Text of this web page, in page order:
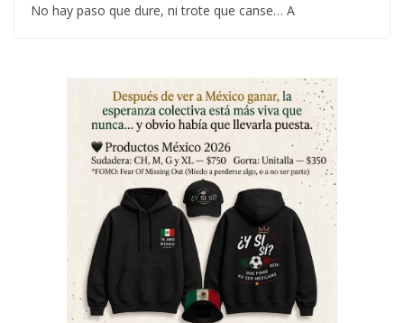
No hay paso que dure, ni trote que canse… A